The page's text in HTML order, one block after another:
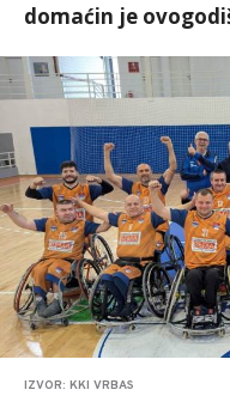
domaćin je
IZVOR: KKI VRBAS